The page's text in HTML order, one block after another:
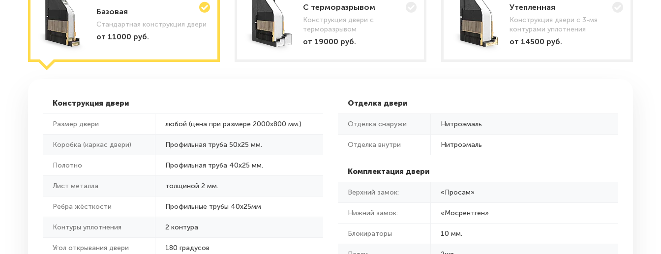
Базовая
Стандартная конструкция двери
от 11000 руб.
C терморазрывом
Конструкция двери с
терморазрывом
от 19000 руб.
Утепленная
Конструкция двери с 3-мя
контурами уплотнения
от 14500 руб.
Конструкция двери
Размер двери любой (цена при размере 2000x800 мм.)
Коробка (каркас двери) Профильная труба 50х25 мм.
Полотно Профильная труба 40х25 мм.
Лист металла толщиной 2 мм.
Ребра жёсткости Профильные трубы 40х25мм
Контуры уплотнения 2 контура
Угол открывания двери 180 градусов
Отделка двери
Отделка снаружи Нитроэмаль
Отделка внутри Нитроэмаль
Комплектация двери
Верхний замок: «Просам»
Нижний замок: «Мосрентген»
Блокираторы 10 мм.